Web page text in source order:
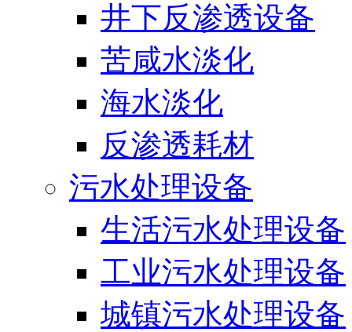
井下反渗透设备
苦咸水淡化
海水淡化
反渗透耗材
污水处理设备
生活污水处理设备
工业污水处理设备
城镇污水处理设备